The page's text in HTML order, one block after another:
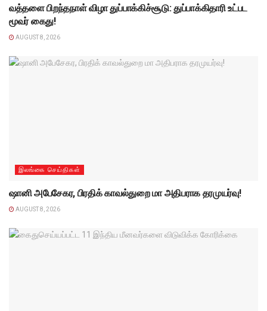
வத்தளை பிறந்தநாள் விழா துப்பாக்கிச்சூடு: துப்பாக்கிதாரி உட்பட
மூவர் கைது!
AUGUST 8, 2026
இலங்கை செய்திகள்
ஷானி அபேசேகர, பிரதிக் காவல்துறை மா அதிபராக தரமுயர்வு!
AUGUST 8, 2026